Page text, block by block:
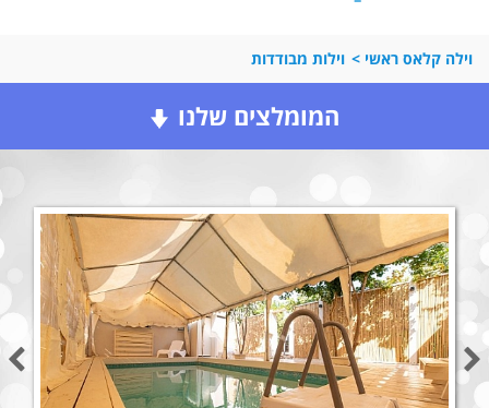
וילה קלאס ראשי > וילות מבודדות
המומלצים שלנו